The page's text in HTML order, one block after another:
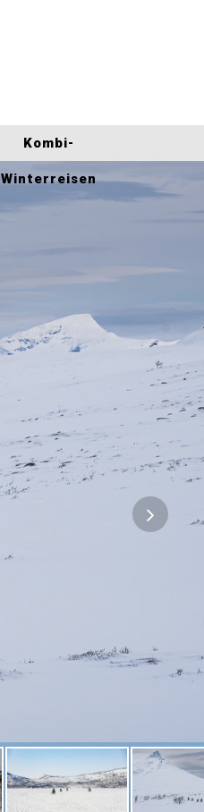
Kombi-
Winterreisen